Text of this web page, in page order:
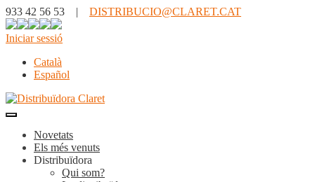
933 42 56 53 | DISTRIBUCIO@CLARET.CAT
Iniciar sessió
Català
Español
Novetats
Els més venuts
Distribuïdora
Qui som?